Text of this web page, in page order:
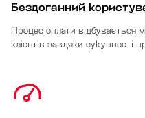
Бездоганний
Процес оплати відбувається
клієнтів завдяки сукупності